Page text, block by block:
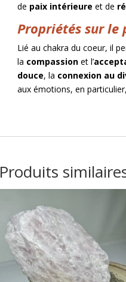
de paix intérieure et de
Propriétés sur le
Lié au chakra du coeur, il
la compassion et l’
douce, la connexion au
aux émotions, en particulier,
Produits